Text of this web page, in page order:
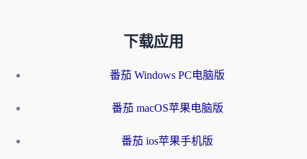
下载应用
番茄 Windows PC电脑版
番茄 macOS苹果电脑版
番茄 ios苹果手机版